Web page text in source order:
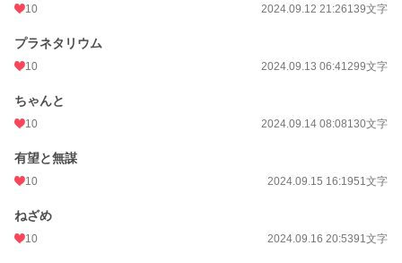
10 2024.09.12 21:26139文字
プラネタリウム
10 2024.09.13 06:41299文字
ちゃんと
10 2024.09.14 08:08130文字
有望と無謀
10 2024.09.15 16:1951文字
ねざめ
10 2024.09.16 20:5391文字